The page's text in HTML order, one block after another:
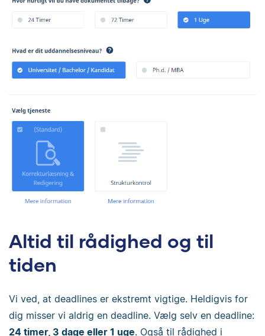
Altid til rådighed og til
tiden
Vi ved, at deadlines er ekstremt vigtige. Heldigvis for
dig misser vi aldrig en deadline. Vælg selv en deadline:
24 timer, 3 dage eller 1 uge. Også til rådighed i